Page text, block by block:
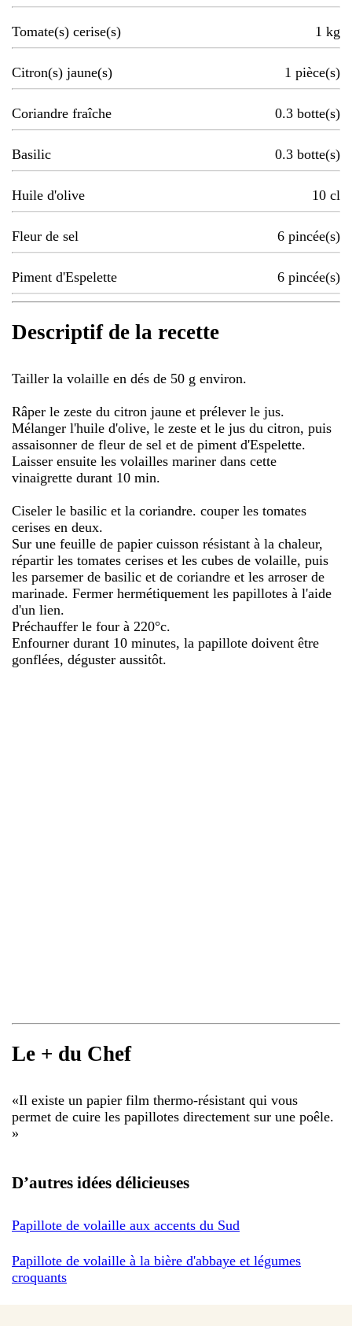
Tomate(s) cerise(s) 1 kg
Citron(s) jaune(s) 1 pièce(s)
Coriandre fraîche 0.3 botte(s)
Basilic 0.3 botte(s)
Huile d'olive 10 cl
Fleur de sel 6 pincée(s)
Piment d'Espelette 6 pincée(s)
Descriptif de la recette
Tailler la volaille en dés de 50 g environ.
Râper le zeste du citron jaune et prélever le jus.
Mélanger l'huile d'olive, le zeste et le jus du citron, puis
assaisonner de fleur de sel et de piment d'Espelette.
Laisser ensuite les volailles mariner dans cette
vinaigrette durant 10 min.
Ciseler le basilic et la coriandre. couper les tomates
cerises en deux.
Sur une feuille de papier cuisson résistant à la chaleur,
répartir les tomates cerises et les cubes de volaille, puis
les parsemer de basilic et de coriandre et les arroser de
marinade. Fermer hermétiquement les papillotes à l'aide
d'un lien.
Préchauffer le four à 220°c.
Enfourner durant 10 minutes, la papillote doivent être
gonflées, déguster aussitôt.
Le + du Chef
«Il existe un papier film thermo-résistant qui vous
permet de cuire les papillotes directement sur une poêle.
»
D’autres idées délicieuses
Papillote de volaille aux accents du Sud
Papillote de volaille à la bière d'abbaye et légumes
croquants